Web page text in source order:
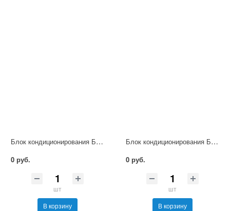
Блок кондиционирования БКВ1-16
0 руб.
шт
В корзину
Блок кондиционирования БКВ2-16-5-АО
0 руб.
шт
В корзину